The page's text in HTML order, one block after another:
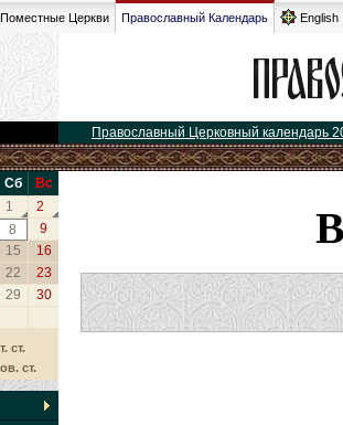
Поместные Церкви Православный Календарь English
Православный Церковный календарь
Сб
Вс
1
2
8
9
15
16
22
23
29
30
ст.
ст.